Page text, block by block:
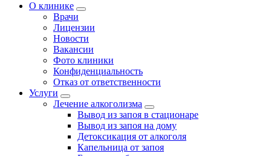
О клинике
Врачи
Лицензии
Новости
Вакансии
Фото клиники
Конфиденциальность
Отказ от ответственности
Услуги
Лечение алкоголизма
Вывод из запоя в стационаре
Вывод из запоя на дому
Детоксикация от алкоголя
Капельница от запоя